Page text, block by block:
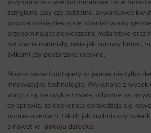
przyrodnicze – wielkoformatowe liście
zamglone lasy czy subtelne, akwarelowe
popularnością cieszą się również wzory
przypominające nowoczesne malarstwo oraz
naturalne materiały, takie jak surowy beton,
żyłkami czy postarzane drewno.
Nowoczesne fototapety to jednak nie tylko
innowacyjna technologia. Wykonane z
winylu są niezwykle trwałe, odporne na
co sprawia, że doskonale sprawdzają się
pomieszczeniach, takich jak kuchnia czy
a nawet w pokoju dziecka,